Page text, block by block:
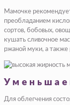
Мамочке
преобладанием
сортов, бобовых,
кушать сливочное
ржаной муки, а
Для облегчения